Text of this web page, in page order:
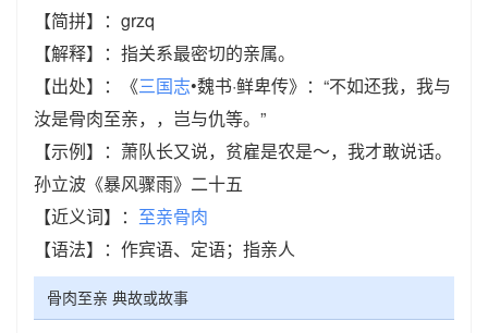
【简拼】：grzq
【解释】：指关系最密切的亲属。
【出处】：《三国志•魏书·鲜卑传》：“不如还我，我与
汝是骨肉至亲，，岂与仇等。”
【示例】：萧队长又说，贫雇是农是～，我才敢说话。
孙立波《暴风骤雨》二十五
【近义词】： 至亲骨肉
【语法】：作宾语、定语；指亲人
骨肉至亲 典故或故事